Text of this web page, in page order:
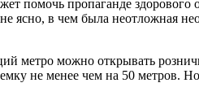
помочь пропаганде
ясно, в чем была неотложная
метро можно открывать
не менее чем на 50 метров.